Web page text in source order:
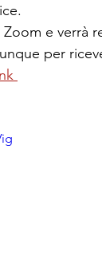
e verrà
per